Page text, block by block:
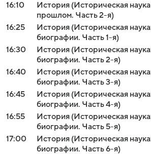
16:10
История (Историческая
прошлом. Часть 2-я)
16:25
История (Историческая
биографии. Часть 1-я)
16:30
История (Историческая
биографии. Часть 2-я)
16:40
История (Историческая
биографии. Часть 3-я)
16:45
История (Историческая
биографии. Часть 4-я)
16:55
История (Историческая
биографии. Часть 5-я)
17:00
История (Историческая
биографии. Часть 6-я)